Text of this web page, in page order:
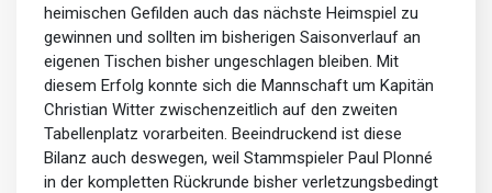
heimischen Gefilden auch das nächste Heimspiel zu
gewinnen und sollten im bisherigen Saisonverlauf an
eigenen Tischen bisher ungeschlagen bleiben. Mit
diesem Erfolg konnte sich die Mannschaft um Kapitän
Christian Witter zwischenzeitlich auf den zweiten
Tabellenplatz vorarbeiten. Beeindruckend ist diese
Bilanz auch deswegen, weil Stammspieler Paul Plonné
in der kompletten Rückrunde bisher verletzungsbedingt